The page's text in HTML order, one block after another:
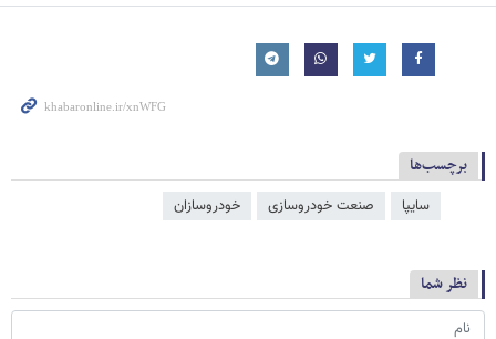
برچسب‌ها
سایپا صنعت خودروسازی خودروسازان
نظر شما